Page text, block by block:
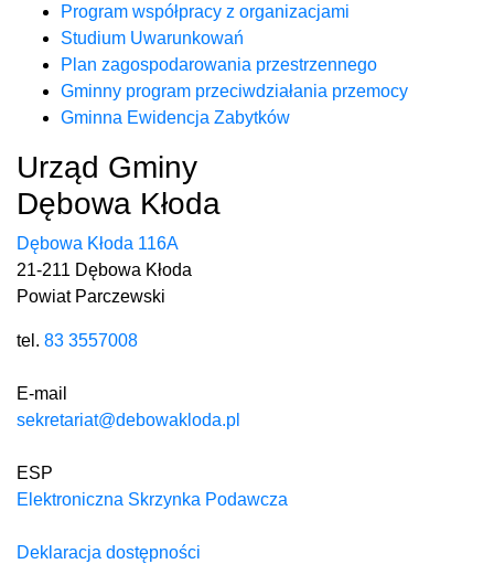
Program współpracy z organizacjami
Studium Uwarunkowań
Plan zagospodarowania przestrzennego
Gminny program przeciwdziałania przemocy
Gminna Ewidencja Zabytków
Urząd Gminy
Dębowa Kłoda
Dębowa Kłoda 116A
21-211 Dębowa Kłoda
Powiat Parczewski
tel. 83 3557008
E-mail
sekretariat@debowakloda.pl
ESP
Elektroniczna Skrzynka Podawcza
Deklaracja dostępności